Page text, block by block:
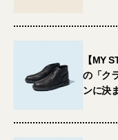
【MY
の「ク
ンに決